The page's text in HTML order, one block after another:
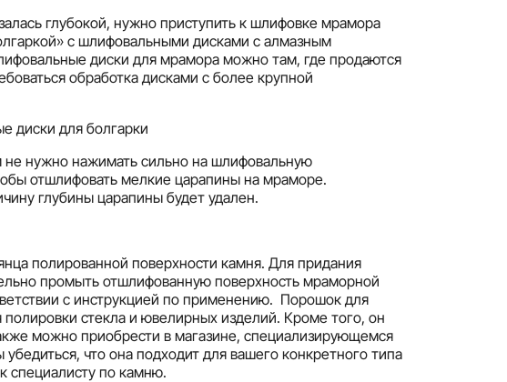
глубокой, нужно приступить к шлифовке мрамора
с шлифовальными дисками с алмазным
диски для мрамора можно там, где продаются
обработка дисками с более крупной
нужно нажимать сильно на шлифовальную
отшлифовать мелкие царапины на мраморе.
глубины царапины будет удален.
полированной поверхности камня. Для придания
промыть отшлифованную поверхность мраморной
с инструкцией по применению. Порошок для
стекла и ювелирных изделий. Кроме того, он
можно приобрести в магазине, специализирующемся
что она подходит для вашего конкретного типа
специалисту по камню.